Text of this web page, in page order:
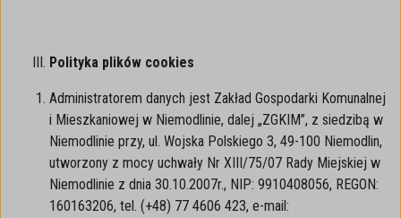
Polityka plików cookies
Administratorem danych jest Zakład Gospodarki Komunalnej
i Mieszkaniowej w Niemodlinie, dalej „ZGKIM”, z siedzibą w
Niemodlinie przy, ul. Wojska Polskiego 3, 49-100 Niemodlin,
utworzony z mocy uchwały Nr XIII/75/07 Rady Miejskiej w
Niemodlinie z dnia 30.10.2007r., NIP: 9910408056, REGON:
160163206, tel. (+48) 77 4606 423, e-mail: